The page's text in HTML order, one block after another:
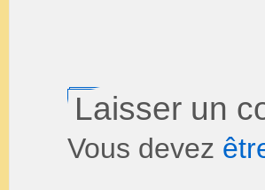
Laisser un
Vous devez